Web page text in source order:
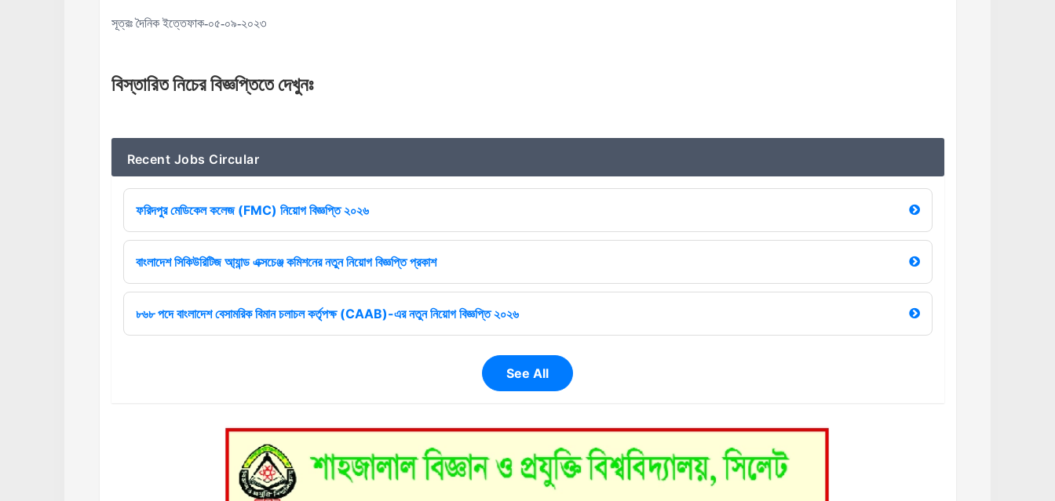
সূত্রঃ দৈনিক ইত্তেফাক-০৫-০৯-২০২৩
বিস্তারিত নিচের বিজ্ঞপ্তিতে দেখুনঃ
Recent Jobs Circular
ফরিদপুর মেডিকেল কলেজ (FMC) নিয়োগ বিজ্ঞপ্তি ২০২৬
বাংলাদেশ সিকিউরিটিজ আ্যান্ড এক্সচেঞ্জ কমিশনের নতুন নিয়োগ বিজ্ঞপ্তি প্রকাশ
৮৬৮ পদে বাংলাদেশ বেসামরিক বিমান চলাচল কর্তৃপক্ষ (CAAB)-এর নতুন নিয়োগ বিজ্ঞপ্তি ২০২৬
See All